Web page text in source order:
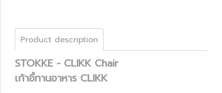
Product description
STOKKE - CLIKK Chair
เก้าอี้ทานอาหาร CLIKK